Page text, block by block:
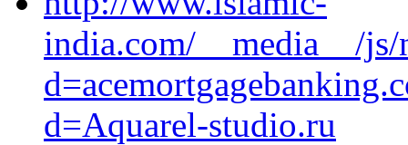
india.com/__media__/
d=Aquarel-studio.ru